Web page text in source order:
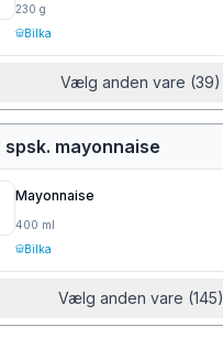
230 g
Bilka
Vælg anden vare (39)
spsk. mayonnaise
Mayonnaise
400 ml
Bilka
Vælg anden vare (145)